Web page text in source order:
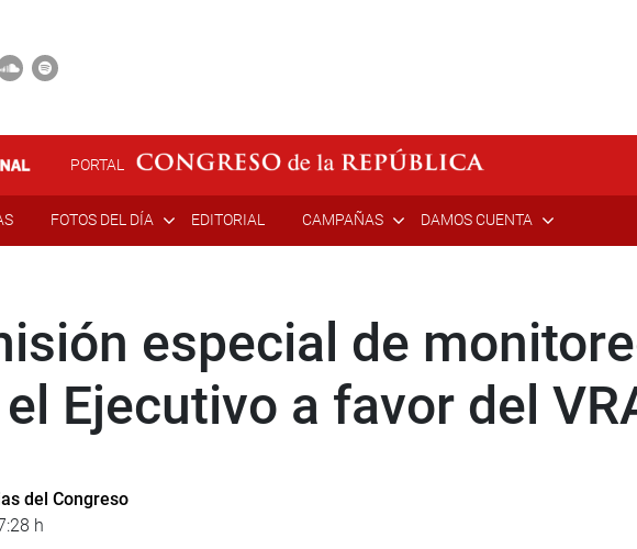
PORTAL
FOTOS DEL DÍA EDITORIAL CAMPAÑAS DAMOS CUENTA
especial de
Ejecutivo a favor del
del Congreso
h